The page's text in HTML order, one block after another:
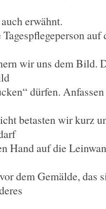
erwähnt.
auf
wir uns dem Bild.
dürfen.
betasten wir kurz
Hand auf die
dem Gemälde, das